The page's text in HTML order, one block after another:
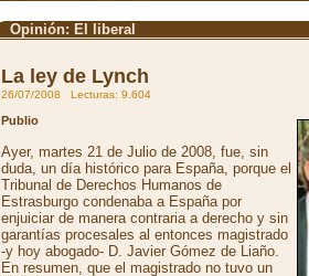
Opinión: El liberal
La ley de Lynch
26/07/2008 Lecturas: 9.604
Publio
Ayer, martes 21 de Julio de 2008, fue, sin
duda, un día histórico para España, porque el
Tribunal de Derechos Humanos de
Estrasburgo condenaba a España por
enjuiciar de manera contraria a derecho y sin
garantías procesales al entonces magistrado
-y hoy abogado- D. Javier Gómez de Liaño.
En resumen, que el magistrado no tuvo un